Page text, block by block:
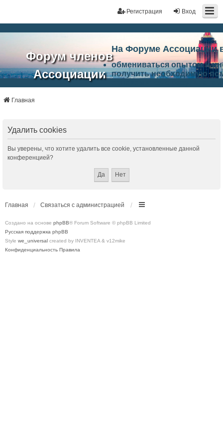
Вход
Регистрация
Форум членов
Ассоциации
портал"
На Форуме Ассоциации
обмениваться опытом и
получить необходимую
Ассоциации.
Главная
Удалить cookies
Вы уверены, что хотите удалить все cookie, установленные данной
конференцией?
Главная Связаться с администрацией
Создано на основе phpBB® Forum Software © phpBB Limited
Русская поддержка phpBB
Style we_universal created by INVENTEA & v12mike
Конфиденциальность Правила